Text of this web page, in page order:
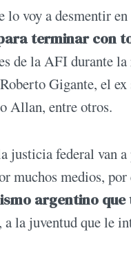
lo voy a desmentir
terminar con
de la AFI durante
Gigante, el
Allan, entre otros.
federal van
muchos medios,
argentino que
la juventud que le